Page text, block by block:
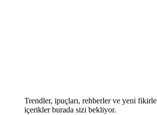
Trendler, ipuçları, rehberler ve yeni
içerikler burada sizi bekliyor.